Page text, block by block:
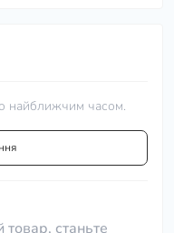
найближчим часом.
станьте